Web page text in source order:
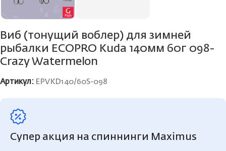
Виб (тонущий воблер) для зимней
рыбалки ECOPRO Kuda 140мм 60г 098-
Crazy Watermelon
Артикул: EPVKD140/60S-098
Супер акция на спиннинги Maximus